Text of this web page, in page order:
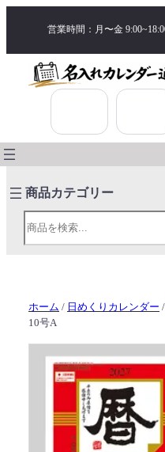
営業時間：月〜金
検索
ホーム / 日めくりカレンダー /
10号A